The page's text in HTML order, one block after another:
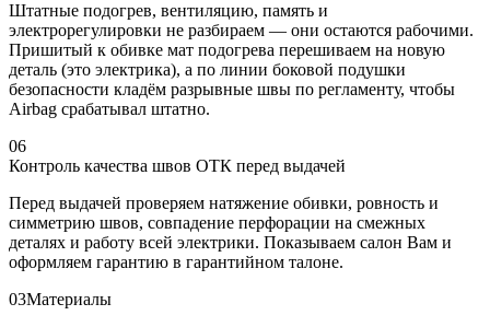
Штатные подогрев, вентиляцию, память и
электрорегулировки не разбираем — они остаются рабочими.
Пришитый к обивке мат подогрева перешиваем на новую
деталь (это электрика), а по линии боковой подушки
безопасности кладём разрывные швы по регламенту, чтобы
Airbag срабатывал штатно.
06
Контроль качества швов ОТК перед выдачей
Перед выдачей проверяем натяжение обивки, ровность и
симметрию швов, совпадение перфорации на смежных
деталях и работу всей электрики. Показываем салон Вам и
оформляем гарантию в гарантийном талоне.
03Материалы